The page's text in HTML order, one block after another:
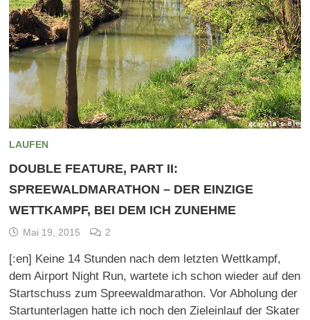
LAUFEN
DOUBLE FEATURE, PART II:
SPREEWALDMARATHON – DER EINZIGE
WETTKAMPF, BEI DEM ICH ZUNEHME
Mai 19, 2015 2
[:en] Keine 14 Stunden nach dem letzten Wettkampf,
dem Airport Night Run, wartete ich schon wieder auf den
Startschuss zum Spreewaldmarathon. Vor Abholung der
Startunterlagen hatte ich noch den Zieleinlauf der Skater